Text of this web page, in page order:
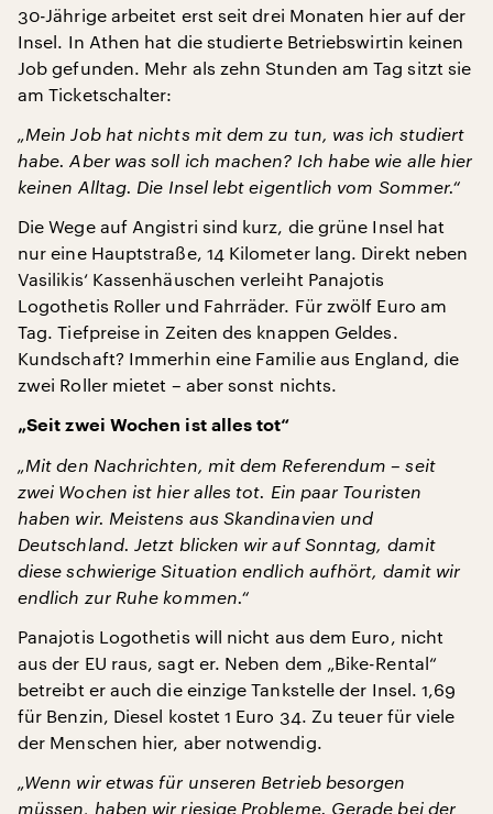
30-Jährige arbeitet erst seit drei Monaten hier auf der
Insel. In Athen hat die studierte Betriebswirtin keinen
Job gefunden. Mehr als zehn Stunden am Tag sitzt sie
am Ticketschalter:
„Mein Job hat nichts mit dem zu tun, was ich studiert
habe. Aber was soll ich machen? Ich habe wie alle hier
keinen Alltag. Die Insel lebt eigentlich vom Sommer.“
Die Wege auf Angistri sind kurz, die grüne Insel hat
nur eine Hauptstraße, 14 Kilometer lang. Direkt neben
Vasilikis‘ Kassenhäuschen verleiht Panajotis
Logothetis Roller und Fahrräder. Für zwölf Euro am
Tag. Tiefpreise in Zeiten des knappen Geldes.
Kundschaft? Immerhin eine Familie aus England, die
zwei Roller mietet – aber sonst nichts.
„Seit zwei Wochen ist alles tot“
„Mit den Nachrichten, mit dem Referendum – seit
zwei Wochen ist hier alles tot. Ein paar Touristen
haben wir. Meistens aus Skandinavien und
Deutschland. Jetzt blicken wir auf Sonntag, damit
diese schwierige Situation endlich aufhört, damit wir
endlich zur Ruhe kommen.“
Panajotis Logothetis will nicht aus dem Euro, nicht
aus der EU raus, sagt er. Neben dem „Bike-Rental“
betreibt er auch die einzige Tankstelle der Insel. 1,69
für Benzin, Diesel kostet 1 Euro 34. Zu teuer für viele
der Menschen hier, aber notwendig.
„Wenn wir etwas für unseren Betrieb besorgen
müssen, haben wir riesige Probleme. Gerade bei der